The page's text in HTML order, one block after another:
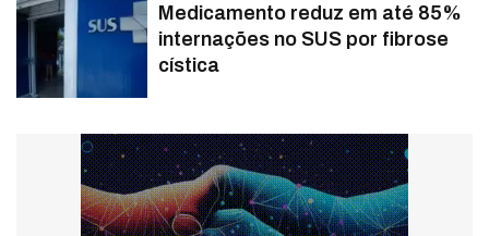
Medicamento reduz em até 85%
internações no SUS por fibrose
cística